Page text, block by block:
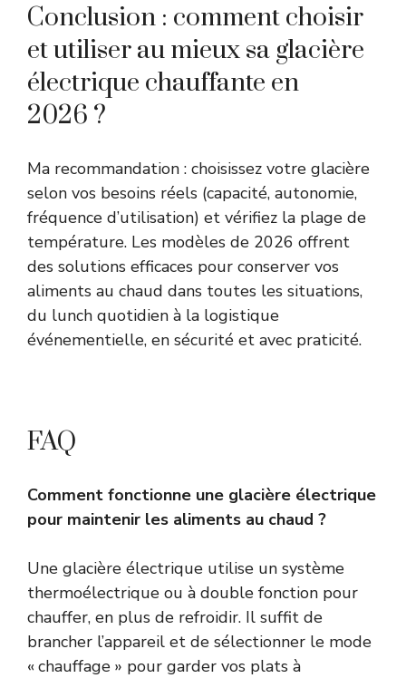
Conclusion : comment choisir
et utiliser au mieux sa glacière
électrique chauffante en
2026 ?
Ma recommandation : choisissez votre glacière
selon vos besoins réels (capacité, autonomie,
fréquence d’utilisation) et vérifiez la plage de
température. Les modèles de 2026 offrent
des solutions efficaces pour conserver vos
aliments au chaud dans toutes les situations,
du lunch quotidien à la logistique
événementielle, en sécurité et avec praticité.
FAQ
Comment fonctionne une glacière électrique
pour maintenir les aliments au chaud ?
Une glacière électrique utilise un système
thermoélectrique ou à double fonction pour
chauffer, en plus de refroidir. Il suffit de
brancher l’appareil et de sélectionner le mode
« chauffage » pour garder vos plats à